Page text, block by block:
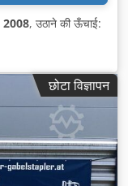
2008, उठाने की ऊँचाई:
छोटा विज्ञापन